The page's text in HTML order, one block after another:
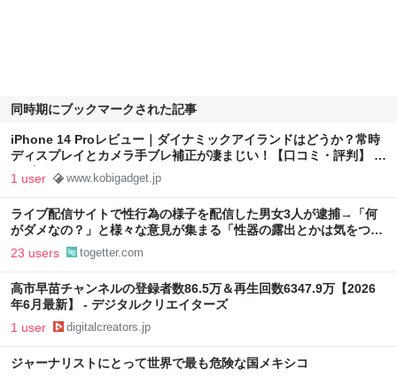
同時期にブックマークされた記事
iPhone 14 Proレビュー｜ダイナミックアイランドはどうか？常時
ディスプレイとカメラ手ブレ補正が凄まじい！【口コミ・評判】 |
コビガジェライフ
1 user www.kobigadget.jp
ライブ配信サイトで性行為の様子を配信した男女3人が逮捕→「何
がダメなの？」と様々な意見が集まる「性器の露出とかは気をつけ
てるみたい」
23 users togetter.com
高市早苗チャンネルの登録者数86.5万＆再生回数6347.9万【2026
年6月最新】 - デジタルクリエイターズ
1 user digitalcreators.jp
ジャーナリストにとって世界で最も危険な国メキシコ